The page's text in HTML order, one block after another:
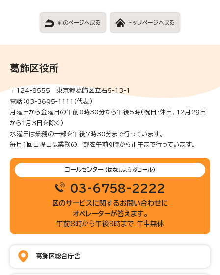
前のページへ戻る トップページへ戻る
葛飾区役所
〒124-8555 東京都葛飾区立石5-13-1
電話：03-3695-1111（代表）
月曜日から金曜日の午前8時30分から午後5時(祝日・休日、12月29日
から1月3日を除く)
水曜日は業務の一部を午後7時30分まで行っています。
毎月1回日曜日は業務の一部を午前9時から正午まで行っています。
コールセンター (はなしょうぶコール)
03-6758-2222
区のサービスに関するお問い合わせに
オペレーターが答えます。
午前8時から午後8時まで 年中無休
葛飾区総合庁舎